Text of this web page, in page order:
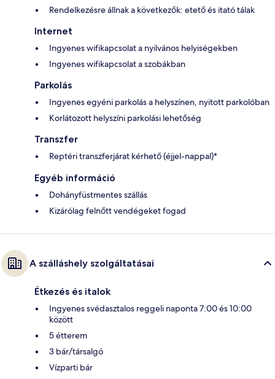
Rendelkezésre állnak a következők: etető és itató tálak
Internet
Ingyenes wifikapcsolat a nyilvános helyiségekben
Ingyenes wifikapcsolat a szobákban
Parkolás
Ingyenes egyéni parkolás a helyszínen, nyitott parkolóban
Korlátozott helyszíni parkolási lehetőség
Transzfer
Reptéri transzferjárat kérhető (éjjel-nappal)*
Egyéb információ
Dohányfüstmentes szállás
Kizárólag felnőtt vendégeket fogad
A szálláshely szolgáltatásai
Étkezés és italok
Ingyenes svédasztalos reggeli naponta 7:00 és 10:00
között
5 étterem
3 bár/társalgó
Vízparti bár